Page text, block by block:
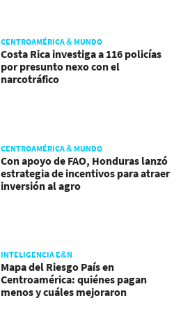
CENTROAMÉRICA & MUNDO
Costa Rica investiga a 116 policías
por presunto nexo con el
narcotráfico
CENTROAMÉRICA & MUNDO
Con apoyo de FAO, Honduras lanzó
estrategia de incentivos para atraer
inversión al agro
INTELIGENCIA E&N
Mapa del Riesgo País en
Centroamérica: quiénes pagan
menos y cuáles mejoraron